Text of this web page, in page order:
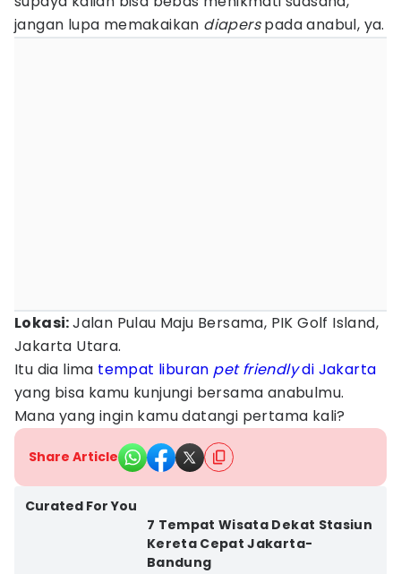
jangan lupa memakaikan diaperspada anabul, ya.
Lokasi:Jalan Pulau Maju Bersama, PIK Golf Island,
Jakarta Utara.
Itu dia lima tempat liburan pet friendlydi Jakarta
yang bisa kamu kunjungi bersama anabulmu.
Mana yang ingin kamu datangi pertama kali?
Share Article
Curated For You
7 Tempat Wisata Dekat Stasiun
Kereta Cepat Jakarta-
Bandung